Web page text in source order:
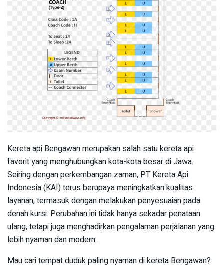
Kereta api Bengawan merupakan salah satu kereta api
favorit yang menghubungkan kota-kota besar di Jawa.
Seiring dengan perkembangan zaman, PT Kereta Api
Indonesia (KAI) terus berupaya meningkatkan kualitas
layanan, termasuk dengan melakukan penyesuaian pada
denah kursi. Perubahan ini tidak hanya sekadar penataan
ulang, tetapi juga menghadirkan pengalaman perjalanan yang
lebih nyaman dan modern.
Mau cari tempat duduk paling nyaman di kereta Bengawan?